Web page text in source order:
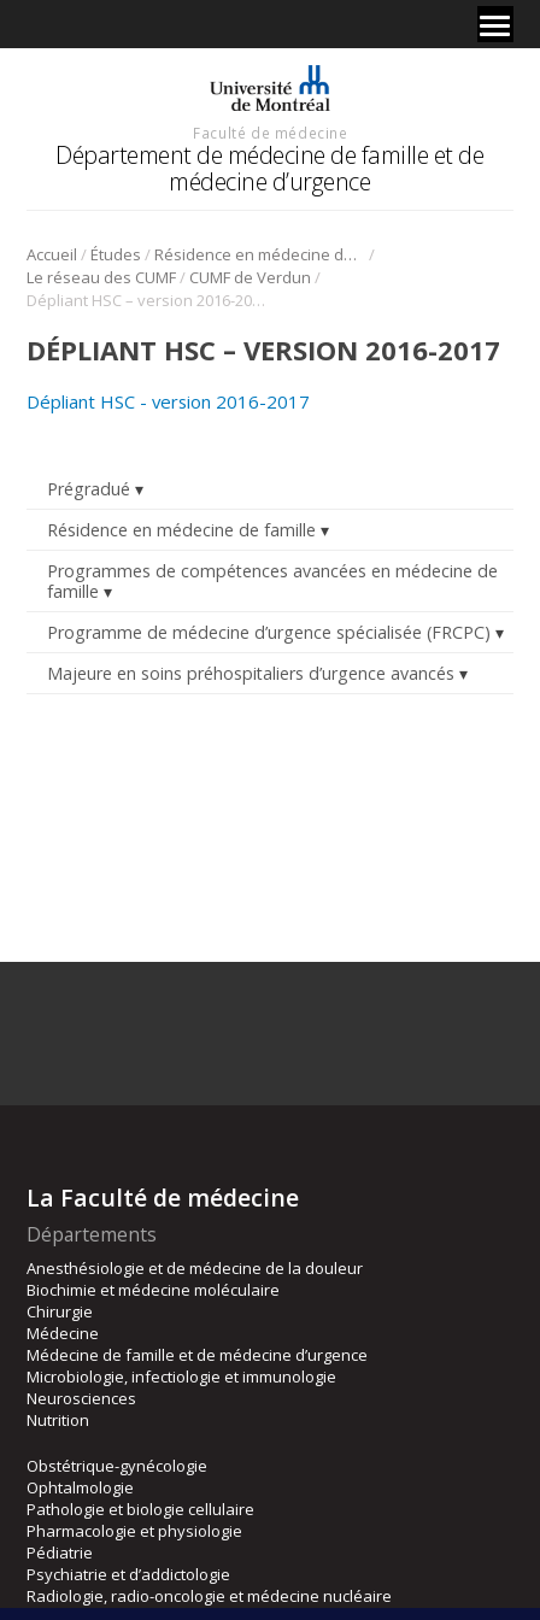
Faculté de médecine
Département de médecine de famille et de
médecine d’urgence
Accueil / Études / Résidence en médecine de famille
/
Le réseau des CUMF/ CUMF de Verdun /
Dépliant HSC – version 2016-2017
Prégradué
Résidence en médecine de famille
Programmes de compétences avancées en médecine de
famille
Programme de médecine d’urgence spécialisée (FRCPC)
Majeure en soins préhospitaliers d’urgence avancés
DÉPLIANT HSC – VERSION 2016-2017
Dépliant HSC - version 2016-2017
La Faculté de médecine
Départements
Anesthésiologie et de médecine de la douleur
Biochimie et médecine moléculaire
Chirurgie
Médecine
Médecine de famille et de médecine d’urgence
Microbiologie, infectiologie et immunologie
Neurosciences
Nutrition
Obstétrique-gynécologie
Ophtalmologie
Pathologie et biologie cellulaire
Pharmacologie et physiologie
Pédiatrie
Psychiatrie et d’addictologie
Radiologie, radio-oncologie et médecine nucléaire